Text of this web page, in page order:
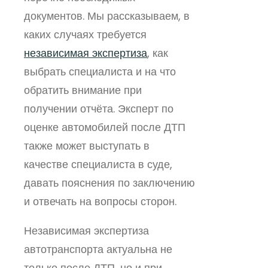
документов. Мы рассказываем, в
каких случаях требуется
независимая экспертиза, как
выбрать специалиста и на что
обратить внимание при
получении отчёта. Эксперт по
оценке автомобилей после ДТП
также может выступать в
качестве специалиста в суде,
давать пояснения по заключению
и отвечать на вопросы сторон.
Независимая экспертиза
автотранспорта актуальна не